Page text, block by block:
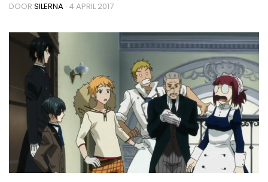
DOOR SILERNA · 4 APRIL 2017